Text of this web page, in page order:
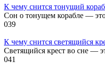
К чему снится тонущий
Сон о тонущем корабле —
039
К чему снится светящийся
Светящийся крест во сне —
041